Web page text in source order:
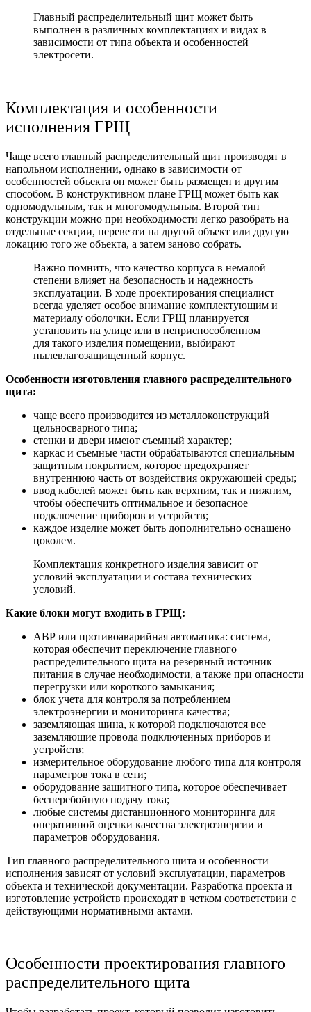
Главный распределительный щит может быть
выполнен в различных комплектациях и видах в
зависимости от типа объекта и особенностей
электросети.
Комплектация и особенности
исполнения ГРЩ
Чаще всего главный распределительный щит производят в
напольном исполнении, однако в зависимости от
особенностей объекта он может быть размещен и другим
способом. В конструктивном плане ГРЩ может быть как
одномодульным, так и многомодульным. Второй тип
конструкции можно при необходимости легко разобрать на
отдельные секции, перевезти на другой объект или другую
локацию того же объекта, а затем заново собрать.
Важно помнить, что качество корпуса в немалой
степени влияет на безопасность и надежность
эксплуатации. В ходе проектирования специалист
всегда уделяет особое внимание комплектующим и
материалу оболочки. Если ГРЩ планируется
установить на улице или в неприспособленном
для такого изделия помещении, выбирают
пылевлагозащищенный корпус.
Особенности изготовления главного распределительного
щита:
чаще всего производится из металлоконструкций
цельносварного типа;
стенки и двери имеют съемный характер;
каркас и съемные части обрабатываются специальным
защитным покрытием, которое предохраняет
внутреннюю часть от воздействия окружающей среды;
ввод кабелей может быть как верхним, так и нижним,
чтобы обеспечить оптимальное и безопасное
подключение приборов и устройств;
каждое изделие может быть дополнительно оснащено
цоколем.
Комплектация конкретного изделия зависит от
условий эксплуатации и состава технических
условий.
Какие блоки могут входить в ГРЩ:
АВР или противоаварийная автоматика: система,
которая обеспечит переключение главного
распределительного щита на резервный источник
питания в случае необходимости, а также при опасности
перегрузки или короткого замыкания;
блок учета для контроля за потреблением
электроэнергии и мониторинга качества;
заземляющая шина, к которой подключаются все
заземляющие провода подключенных приборов и
устройств;
измерительное оборудование любого типа для контроля
параметров тока в сети;
оборудование защитного типа, которое обеспечивает
бесперебойную подачу тока;
любые системы дистанционного мониторинга для
оперативной оценки качества электроэнергии и
параметров оборудования.
Тип главного распределительного щита и особенности
исполнения зависят от условий эксплуатации, параметров
объекта и технической документации. Разработка проекта и
изготовление устройств происходят в четком соответствии с
действующими нормативными актами.
Особенности проектирования главного
распределительного щита